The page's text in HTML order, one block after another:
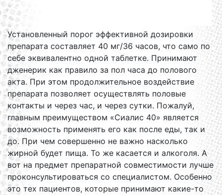
Установленный порог эффективной дозировки
препарата составляет 40 мг/36 часов, что само по
себе эквивалентно одной таблетке. Принимают
дженерик как правило за пол часа до полового
акта. При этом продолжительное воздействие
препарата позволяет осуществлять половые
контакты и через час, и через сутки. Пожалуй,
главным преимуществом «Сиалис 40» является
возможность применять его как после еды, так и
до. При чем совершенно не важно насколько
жирной будет пища. То же касается и алкоголя. А
вот на предмет препаратной совместимости лучше
проконсультироваться со специалистом. Особенно
это тех пациентов, которые принимают какие-то